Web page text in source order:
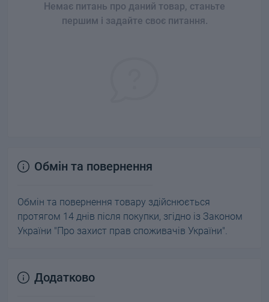
Немає питань про даний товар, станьте
першим і задайте своє питання.
Обмін та повернення
Обмін та повернення товару здійснюється
протягом 14 днів після покупки, згідно із Законом
України "Про захист прав споживачів України".
Додатково